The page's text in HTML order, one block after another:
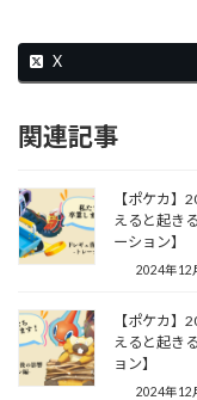
X
関連記事
【ポケカ】
えると起き
ーション】
2024年12
【ポケカ】
えると起き
ョン】
2024年12